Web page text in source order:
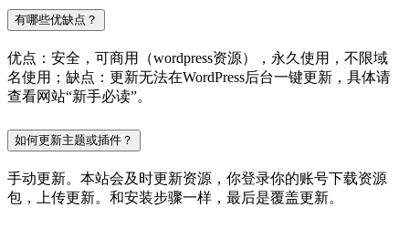
有哪些优缺点？
优点：安全，可商用（wordpress资源），永久使用，不限域
名使用；缺点：更新无法在WordPress后台一键更新，具体请
查看网站“新手必读”。
如何更新主题或插件？
手动更新。本站会及时更新资源，你登录你的账号下载资源
包，上传更新。和安装步骤一样，最后是覆盖更新。